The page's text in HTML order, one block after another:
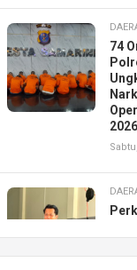
74
2026